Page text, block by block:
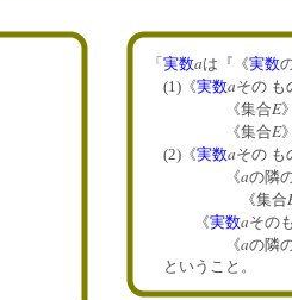
「 実数aは『《実数
(1)《実数aその も
《集合E
《集合E
(2)《実数aその も
《aの隣
《集合
《実数aその
《aの隣
という